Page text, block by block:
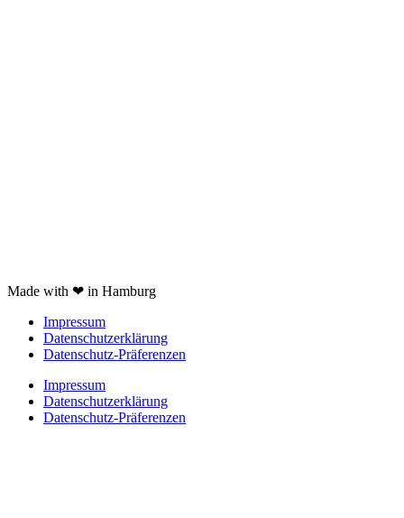
Made with ❤ in Hamburg
Impressum
Datenschutzerklärung
Datenschutz-Präferenzen
Impressum
Datenschutzerklärung
Datenschutz-Präferenzen